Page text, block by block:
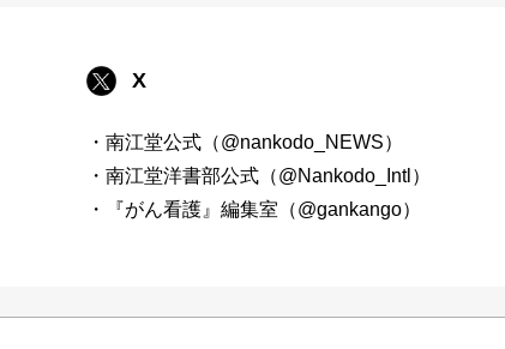
X
・南江堂公式（@nankodo_NEWS）
・南江堂洋書部公式（@Nankodo_Intl）
・『がん看護』編集室（@gankango）